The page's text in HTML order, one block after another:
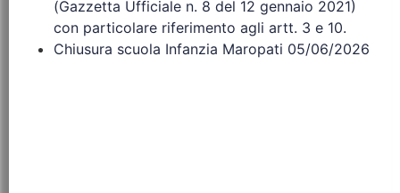
(Gazzetta Ufficiale n. 8 del 12 gennaio 2021)
con particolare riferimento agli artt. 3 e 10.
Chiusura scuola Infanzia Maropati 05/06/2026